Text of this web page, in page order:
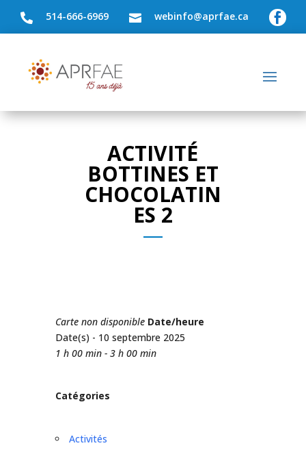
 514-666-6969  webinfo@aprfae.ca 
ACTIVITÉ
BOTTINES ET
CHOCOLATIN
ES 2
Carte non disponible Date/heure
Date(s) - 10 septembre 2025
1 h 00 min - 3 h 00 min
Catégories
Activités